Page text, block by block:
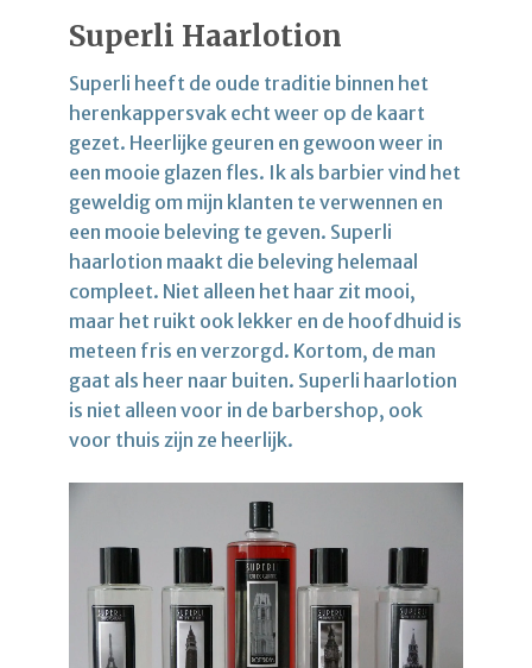
Superli Haarlotion
Superli heeft de oude traditie binnen het
herenkappersvak echt weer op de kaart
gezet. Heerlijke geuren en gewoon weer in
een mooie glazen fles. Ik als barbier vind het
geweldig om mijn klanten te verwennen en
een mooie beleving te geven. Superli
haarlotion maakt die beleving helemaal
compleet. Niet alleen het haar zit mooi,
maar het ruikt ook lekker en de hoofdhuid is
meteen fris en verzorgd. Kortom, de man
gaat als heer naar buiten. Superli haarlotion
is niet alleen voor in de barbershop, ook
voor thuis zijn ze heerlijk.